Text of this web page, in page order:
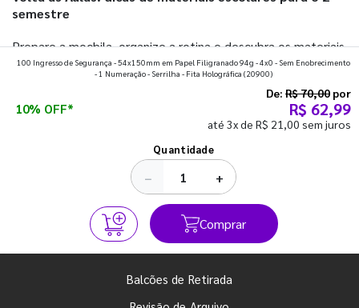
semestre
Prepare a mochila, organize a rotina e descubra os materiais
que fazem toda diferença para começar o segundo
100 Ingresso de Segurança - 54x150mm em Papel Filigranado 94g - 4x0 - Sem Enobrecimento
- 1 Numeração - Serrilha - Fita Holográfica (20900)
10% OFF*
De: R$ 70,00 por
R$ 62,99
até 3x de R$ 21,00 sem juros
Quantidade
− +
Comprar
Balcões de Retirada